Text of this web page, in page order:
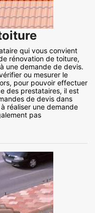
qui vous convient
rénovation de toiture,
une demande de devis.
ou mesurer le
pour pouvoir effectuer
des prestataires, il est
de devis dans
réaliser une demande
pas